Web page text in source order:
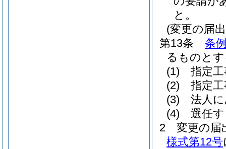
と。
(変更の届
第13条
条
るものと
(1)
指定
(2)
指定
(3)
法人
(4)
選任
2
変更の届
様式第12号